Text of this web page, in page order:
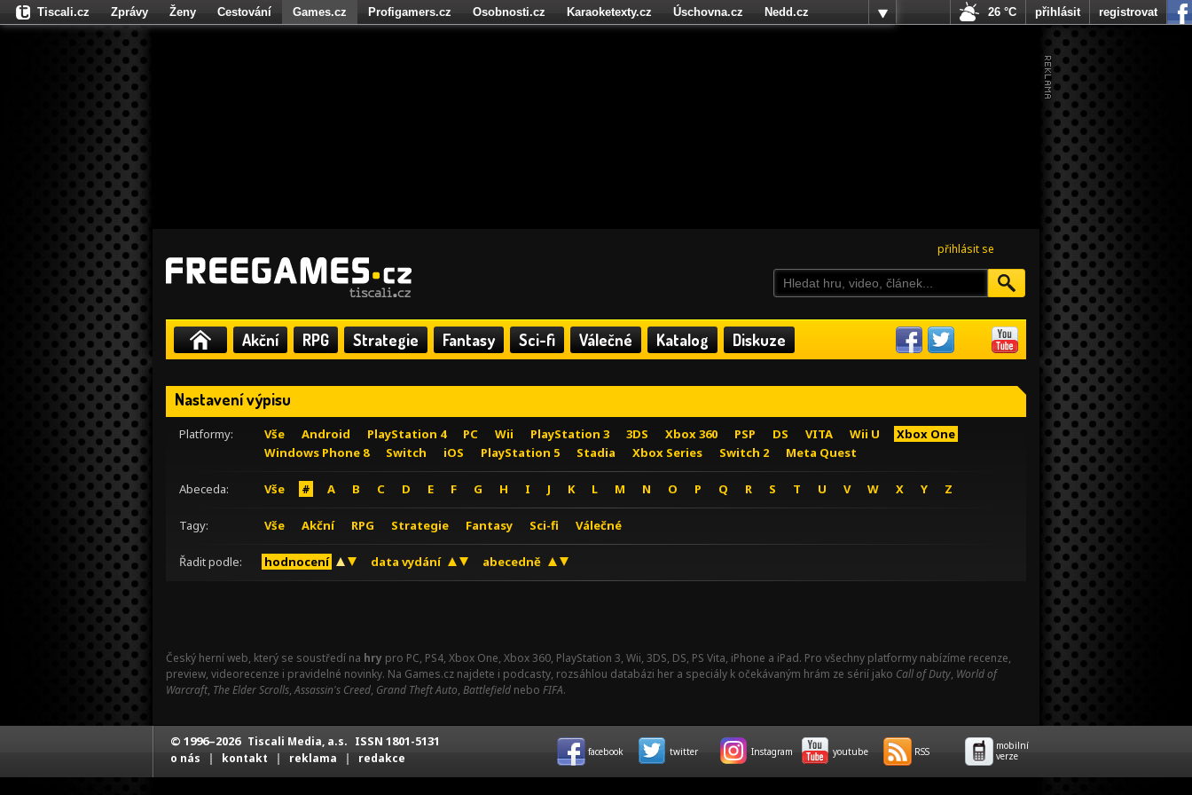
přihlásit se
Akční RPG Strategie Fantasy Sci-fi Válečné Katalog Diskuze
Nastavení výpisu
Platformy: Vše Android PlayStation 4 PC Wii PlayStation 3 3DS Xbox 360 PSP DS VITA Wii U
Xbox One
Windows Phone 8
Switch iOS PlayStation 5 Stadia Xbox Series Switch 2 Meta Quest
Abeceda: Vše # A B C D E F G H I J K L M N O P Q R S T U V W X Y Z
Tagy: Vše Akční RPG Strategie Fantasy Sci-fi Válečné
Řadit podle: hodnocení data vydání abecedně
Český herní web, který se soustředí na hry pro PC, PS4, Xbox One, Xbox 360, PlayStation 3, Wii, 3DS, DS, PS Vita, iPhone a iPad. Pro všechny platformy nabízíme recenze,
preview, videorecenze i pravidelné novinky. Na Games.cz najdete i podcasty, rozsáhlou databázi her a speciály k očekávaným hrám ze sérií jako Call of Duty, World of
Warcraft, The Elder Scrolls,Assassin's Creed, Grand Theft Auto, Battlefield nebo FIFA.
Tiscali.cz Zprávy Ženy Cestování Games.cz Profigamers.cz Osobnosti.cz Karaoketexty.cz Úschovna.cz
Nedd.cz
Fights.cz
26 °C přihlásit registrovat
© 1996–2026 Tiscali Media, a.s. ISSN 1801-5131
o nás | kontakt | reklama | redakce facebook twitter Instagram youtube RSS
mobilní
verze